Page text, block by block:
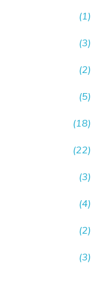
(1)
(3)
(2)
(5)
(18)
(22)
(3)
(4)
(2)
(3)